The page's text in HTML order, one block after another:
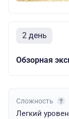
2 день
Обзорная
Сложность
Легкий